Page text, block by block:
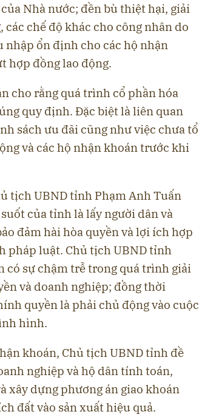
Nhà nước; đền bù thiệt hại, giải
chế độ khác cho công nhân do
nhập ổn định cho các hộ nhận
hợp đồng lao động.
cho rằng quá trình cổ phần hóa
quy định. Đặc biệt là liên quan
sách ưu đãi cũng như việc chưa tổ
và các hộ nhận khoán trước khi
tịch UBND tỉnh Phạm Anh Tuấn
của tỉnh là lấy người dân và
đảm hài hòa quyền và lợi ích hợp
pháp luật. Chủ tịch UBND tỉnh
có sự chậm trễ trong quá trình giải
và doanh nghiệp; đồng thời
quyền là phải chủ động vào cuộc
hình.
khoán, Chủ tịch UBND tỉnh đề
nghiệp và hộ dân tính toán,
xây dựng phương án giao khoán
đất vào sản xuất hiệu quả.